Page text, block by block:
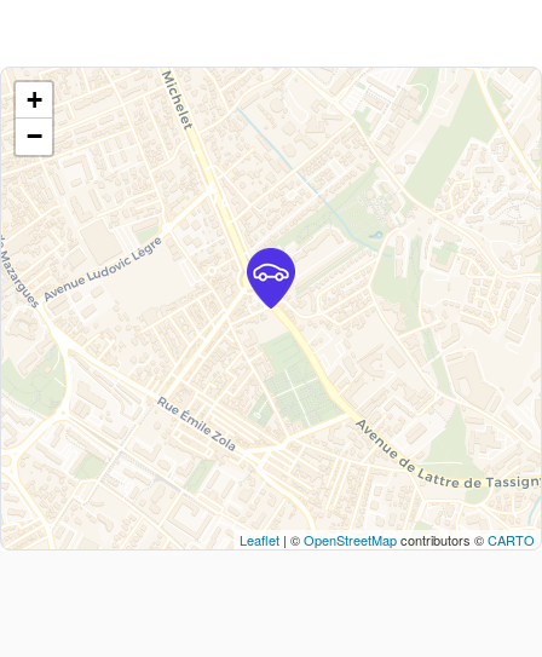
+
−
Leaflet | ©OpenStreetMapcontributors ©CARTO